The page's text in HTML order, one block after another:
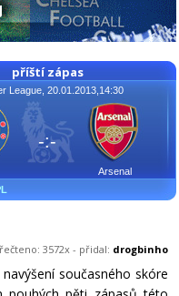
příští zápas
League, 20.01.2013,14:30
Arsenal
-:-
3572x - přidal: drogbinho
současného skóre